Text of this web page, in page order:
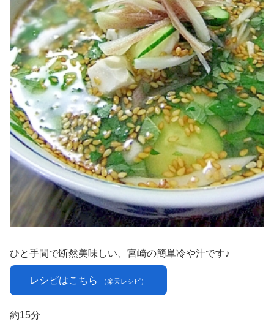
ひと手間で断然美味しい、宮崎の簡単冷や汁です♪
レシピはこちら （楽天レシピ）
約15分